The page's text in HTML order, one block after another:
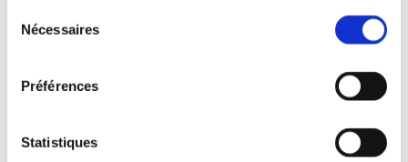
Nécessaires
Préférences
Statistiques
Pas de résultat pour votre recherche. Retrouvez prochainement un
Livre blanc correspondant à la thématique sélectionnée. Inscrivez-
Découvrez ID Systemes
Pour qui ?
Pourquoi ID Systemes ?